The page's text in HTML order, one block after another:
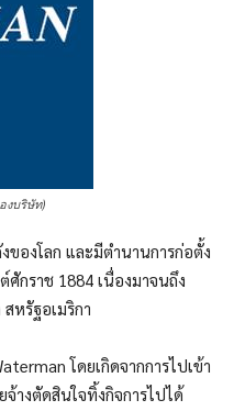
งบริษัท)
องโลก และมีตำนานการก่อตั้ง
กราช 1884 เนื่องมาจนถึง
หรัฐอเมริกา
โดยเกิดจากการไปเข้า
างตัดสินใจทิ้งกิจการไปได้